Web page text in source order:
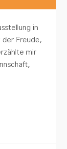
in
der Freude,
mir